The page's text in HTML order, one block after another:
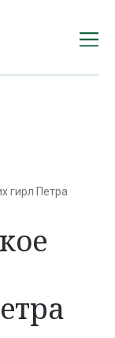
гирл Петра